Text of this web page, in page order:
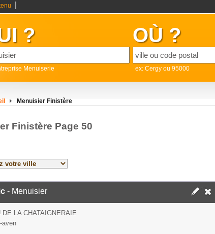
?
Menuiserie
OÙ ?
ex: Cergy ou 95000
Menuisier Finistère
Finistère Page 50
- Menuisier
LA CHATAIGNERAIE
aven